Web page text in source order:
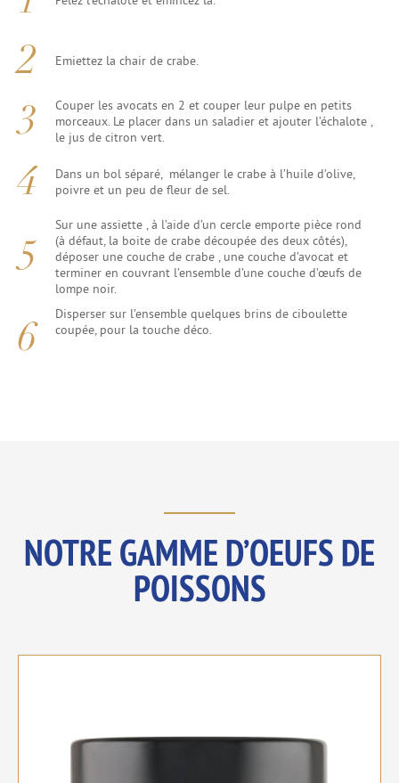
Emiettez la chair de crabe.
Couper les avocats en 2 et couper leur pulpe en petits
morceaux. Le placer dans un saladier et ajouter l’échalote ,
le jus de citron vert.
Dans un bol séparé, mélanger le crabe à l’huile d’olive,
poivre et un peu de fleur de sel.
Sur une assiette , à l’aide d’un cercle emporte pièce rond
(à défaut, la boite de crabe découpée des deux côtés),
déposer une couche de crabe , une couche d’avocat et
terminer en couvrant l’ensemble d’une couche d’œufs de
lompe noir.
Disperser sur l’ensemble quelques brins de ciboulette
coupée, pour la touche déco.
NOTRE GAMME D’OEUFS DE
POISSONS